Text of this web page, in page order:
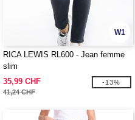
W1
RICA LEWIS RL600 - Jean femme
slim
35,99 CHF
41,24 CHF
-13%